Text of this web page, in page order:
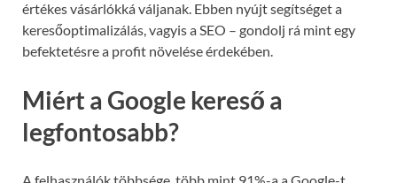
értékes vásárlókká váljanak. Ebben nyújt segítséget a
keresőoptimalizálás, vagyis a SEO – gondolj rá mint egy
befektetésre a profit növelése érdekében.
Miért a Google kereső a
legfontosabb?